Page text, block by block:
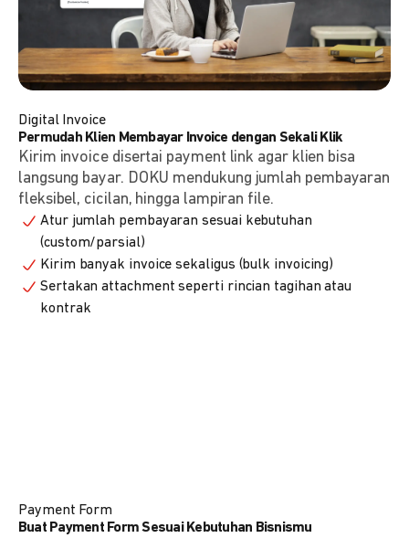
Digital Invoice
Permudah Klien Membayar Invoice dengan Sekali Klik
Kirim invoice disertai payment link agar klien bisa
langsung bayar. DOKU mendukung jumlah pembayaran
fleksibel, cicilan, hingga lampiran file.
Atur jumlah pembayaran sesuai kebutuhan
(custom/parsial)
Kirim banyak invoice sekaligus (bulk invoicing)
Sertakan attachment seperti rincian tagihan atau
kontrak
Payment Form
Buat Payment Form Sesuai Kebutuhan Bisnismu